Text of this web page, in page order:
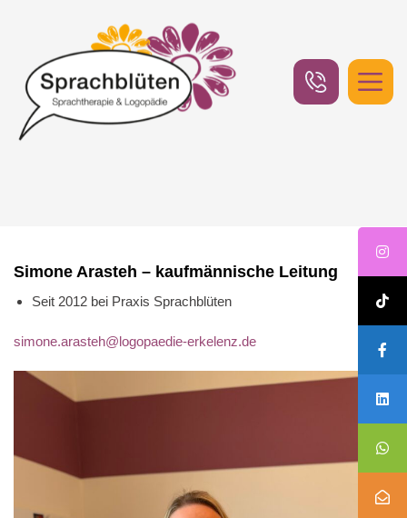
Simone Arasteh – kaufmännische Leitung
Seit 2012 bei Praxis Sprachblüten
simone.arasteh@logopaedie-erkelenz.de